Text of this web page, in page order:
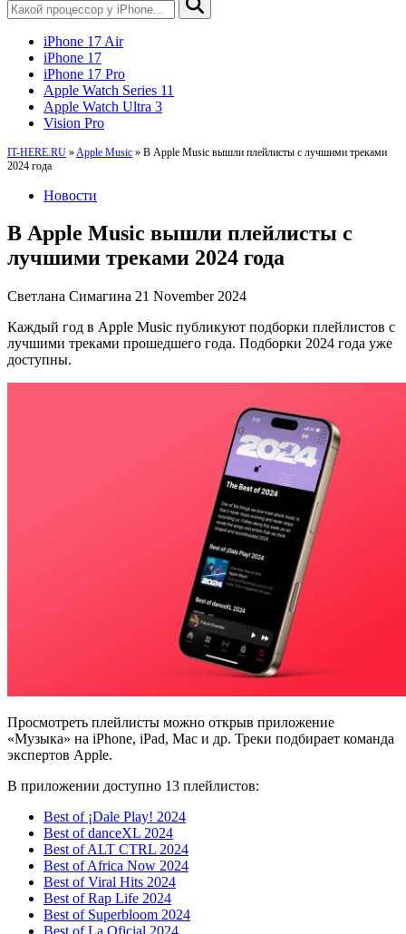
iPhone 17 Air
iPhone 17
iPhone 17 Pro
Apple Watch Series 11
Apple Watch Ultra 3
Vision Pro
IT-HERE.RU » Apple Music » В Apple Music вышли плейлисты с лучшими треками
2024 года
Новости
В Apple Music вышли плейлисты с
лучшими треками 2024 года
Светлана Симагина 21 November 2024
Каждый год в Apple Music публикуют подборки плейлистов с
лучшими треками прошедшего года. Подборки 2024 года уже
доступны.
Просмотреть плейлисты можно открыв приложение
«Музыка» на iPhone, iPad, Mac и др. Треки подбирает команда
экспертов Apple.
В приложении доступно 13 плейлистов:
Best of ¡Dale Play! 2024
Best of danceXL 2024
Best of ALT CTRL 2024
Best of Africa Now 2024
Best of Viral Hits 2024
Best of Rap Life 2024
Best of Superbloom 2024